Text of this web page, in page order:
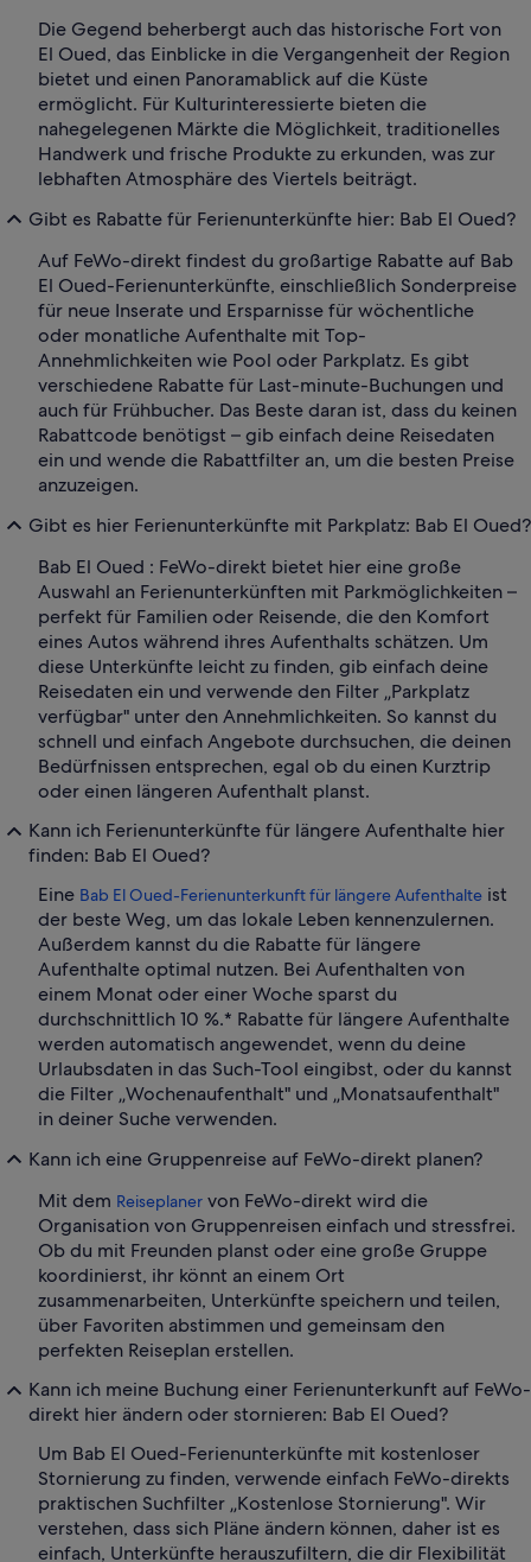
Die Gegend beherbergt auch das historische Fort von
El Oued, das Einblicke in die Vergangenheit der Region
bietet und einen Panoramablick auf die Küste
ermöglicht. Für Kulturinteressierte bieten die
nahegelegenen Märkte die Möglichkeit, traditionelles
Handwerk und frische Produkte zu erkunden, was zur
lebhaften Atmosphäre des Viertels beiträgt.
Gibt es Rabatte für Ferienunterkünfte hier: Bab El Oued?
Auf FeWo-direkt findest du großartige Rabatte auf Bab
El Oued-Ferienunterkünfte, einschließlich Sonderpreise
für neue Inserate und Ersparnisse für wöchentliche
oder monatliche Aufenthalte mit Top-
Annehmlichkeiten wie Pool oder Parkplatz. Es gibt
verschiedene Rabatte für Last-minute-Buchungen und
auch für Frühbucher. Das Beste daran ist, dass du keinen
Rabattcode benötigst – gib einfach deine Reisedaten
ein und wende die Rabattfilter an, um die besten Preise
anzuzeigen.
Gibt es hier Ferienunterkünfte mit Parkplatz: Bab El Oued?
Bab El Oued : FeWo-direkt bietet hier eine große
Auswahl an Ferienunterkünften mit Parkmöglichkeiten –
perfekt für Familien oder Reisende, die den Komfort
eines Autos während ihres Aufenthalts schätzen. Um
diese Unterkünfte leicht zu finden, gib einfach deine
Reisedaten ein und verwende den Filter „Parkplatz
verfügbar" unter den Annehmlichkeiten. So kannst du
schnell und einfach Angebote durchsuchen, die deinen
Bedürfnissen entsprechen, egal ob du einen Kurztrip
oder einen längeren Aufenthalt planst.
Kann ich Ferienunterkünfte für längere Aufenthalte hier
finden: Bab El Oued?
Eine Bab El Oued-Ferienunterkunft für längere Aufenthalte ist
der beste Weg, um das lokale Leben kennenzulernen.
Außerdem kannst du die Rabatte für längere
Aufenthalte optimal nutzen. Bei Aufenthalten von
einem Monat oder einer Woche sparst du
durchschnittlich 10 %.* Rabatte für längere Aufenthalte
werden automatisch angewendet, wenn du deine
Urlaubsdaten in das Such-Tool eingibst, oder du kannst
die Filter „Wochenaufenthalt" und „Monatsaufenthalt"
in deiner Suche verwenden.
Kann ich eine Gruppenreise auf FeWo-direkt planen?
Mit dem Reiseplaner von FeWo-direkt wird die
Organisation von Gruppenreisen einfach und stressfrei.
Ob du mit Freunden planst oder eine große Gruppe
koordinierst, ihr könnt an einem Ort
zusammenarbeiten, Unterkünfte speichern und teilen,
über Favoriten abstimmen und gemeinsam den
perfekten Reiseplan erstellen.
Kann ich meine Buchung einer Ferienunterkunft auf FeWo-
direkt hier ändern oder stornieren: Bab El Oued?
Um Bab El Oued-Ferienunterkünfte mit kostenloser
Stornierung zu finden, verwende einfach FeWo-direkts
praktischen Suchfilter „Kostenlose Stornierung". Wir
verstehen, dass sich Pläne ändern können, daher ist es
einfach, Unterkünfte herauszufiltern, die dir Flexibilität